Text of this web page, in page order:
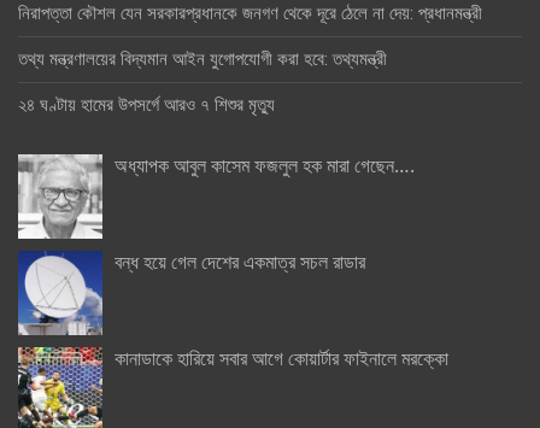
নিরাপত্তা কৌশল যেন সরকারপ্রধানকে জনগণ থেকে দূরে ঠেলে না দেয়: প্রধানমন্ত্রী
তথ্য মন্ত্রণালয়ের বিদ্যমান আইন যুগোপযোগী করা হবে: তথ্যমন্ত্রী
২৪ ঘণ্টায় হামের উপসর্গে আরও ৭ শিশুর মৃত্যু
অধ্যাপক আবুল কাসেম ফজলুল হক মারা গেছেন….
বন্ধ হয়ে গেল দেশের একমাত্র সচল রাডার
কানাডাকে হারিয়ে সবার আগে কোয়ার্টার ফাইনালে মরক্কো